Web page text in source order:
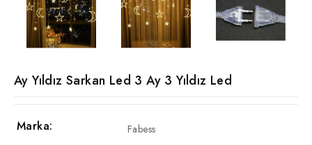
Ay Yıldız Sarkan Led 3 Ay 3 Yıldız Led
Marka: Fabess